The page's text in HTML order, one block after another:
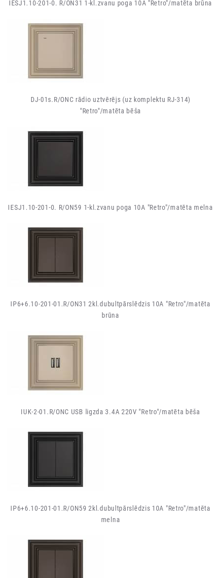
IESJ1.10-201-0. R/ON31 1-kl.zvanu poga 10A "Retro"/matēta brūna
DJ-01s.R/ONC rādio uztvērējs (uz komplektu RJ-314)
"Retro"/matēta bēša
IESJ1.10-201-0. R/ON59 1-kl.zvanu poga 10A "Retro"/matēta melna
IP6+6.10-201-01.R/ON31 2kl.dubultpārslēdzis 10A "Retro"/matēta
brūna
IUK-2-01.R/ONC USB ligzda 3.4A 220V "Retro"/matēta bēša
IP6+6.10-201-01.R/ON59 2kl.dubultpārslēdzis 10A "Retro"/matēta
melna